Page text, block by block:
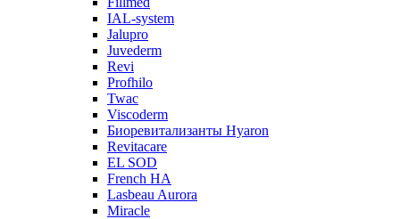
IAL-system
Jalupro
Juvederm
Revi
Profhilo
Twac
Viscoderm
Биоревитализанты Hyaron
Revitacare
EL SOD
French HA
Lasbeau Aurora
Miracle